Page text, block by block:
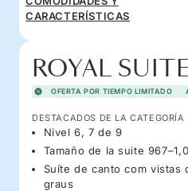
CARACTERÍSTICAS
ROYAL
OFERTA POR TIEMPO LIMITADO
DESTACADOS DE LA CATEGORÍA
Nivel 6, 7 de 9
Tamaño de la suite
Suíte de canto com vistas
graus